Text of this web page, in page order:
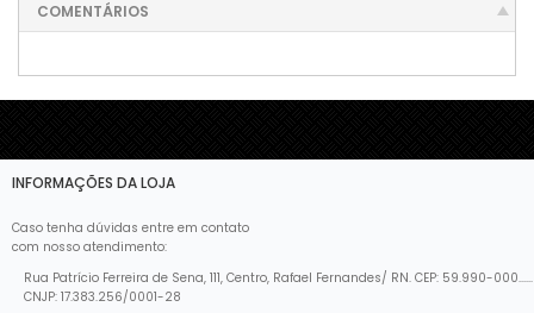
COMENTÁRIOS
INFORMAÇÕES DA LOJA
Caso tenha dúvidas entre em contato
com nosso atendimento:
Rua Patrício Ferreira de Sena, 111, Centro, Rafael Fernandes/ RN. CEP: 59.990-000......
CNJP: 17.383.256/0001-28